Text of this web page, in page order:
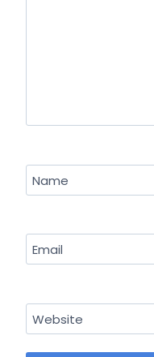
Name
Email
Website